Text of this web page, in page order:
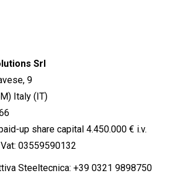
Srl
9
Italy (IT)
up share capital 4.450.000 € i.v.
Vat: 03559590132
Steeltecnica: +39 0321 9898750